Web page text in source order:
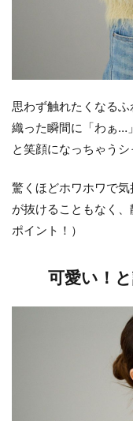
思わず触れたくなる
織った瞬間に「わぁ…
と笑顔になっちゃうシ
驚くほどホワホワで
が抜けることもなく
ポイント！）
可愛い！